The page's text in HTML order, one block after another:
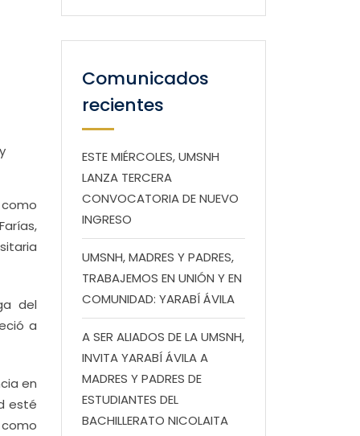
como
del
a
en
esté
Comunicados
recientes
ESTE MIÉRCOLES, UMSNH
LANZA TERCERA
CONVOCATORIA DE NUEVO
INGRESO
UMSNH, MADRES Y PADRES,
TRABAJEMOS EN UNIÓN Y EN
COMUNIDAD: YARABÍ ÁVILA
A SER ALIADOS DE LA UMSNH,
INVITA YARABÍ ÁVILA A
MADRES Y PADRES DE
ESTUDIANTES DEL
BACHILLERATO NICOLAITA